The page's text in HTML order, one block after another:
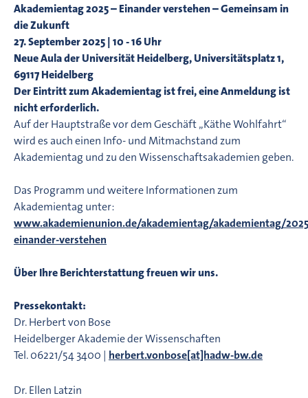
Akademientag 2025 – Einander verstehen – Gemeinsam in
die Zukunft
27. September 2025 | 10 - 16 Uhr
Neue Aula der Universität Heidelberg, Universitätsplatz 1,
69117 Heidelberg
Der Eintritt zum Akademientag ist frei, eine Anmeldung ist
nicht erforderlich.
Auf der Hauptstraße vor dem Geschäft „Käthe Wohlfahrt“
wird es auch einen Info- und Mitmachstand zum
Akademientag und zu den Wissenschaftsakademien geben.
Das Programm und weitere Informationen zum
Akademientag unter:
www.akademienunion.de/akademientag/akademientag/
einander-verstehen
Über Ihre Berichterstattung freuen wir uns.
Pressekontakt:
Dr. Herbert von Bose
Heidelberger Akademie der Wissenschaften
Tel. 06221/54 3400 | herbert.vonbose[at]hadw-bw.de
Dr. Ellen Latzin